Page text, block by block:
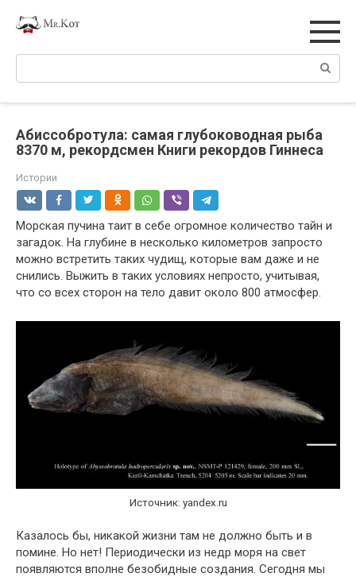
Поиск:
Абиссобротула: самая глубоководная рыба
8370 м, рекордсмен Книги рекордов Гиннеса
Истории
Морская пучина таит в себе огромное количество тайн и
загадок. На глубине в несколько километров запросто
можно встретить таких чудищ, которые вам даже и не
снились. Выжить в таких условиях непросто, учитывая,
что со всех сторон на тело давит около 800 атмосфер.
Источник: yandex.ru
Казалось бы, никакой жизни там не должно быть и в
помине. Но нет! Периодически из недр моря на свет
появляются вполне безобидные создания. Сегодня мы